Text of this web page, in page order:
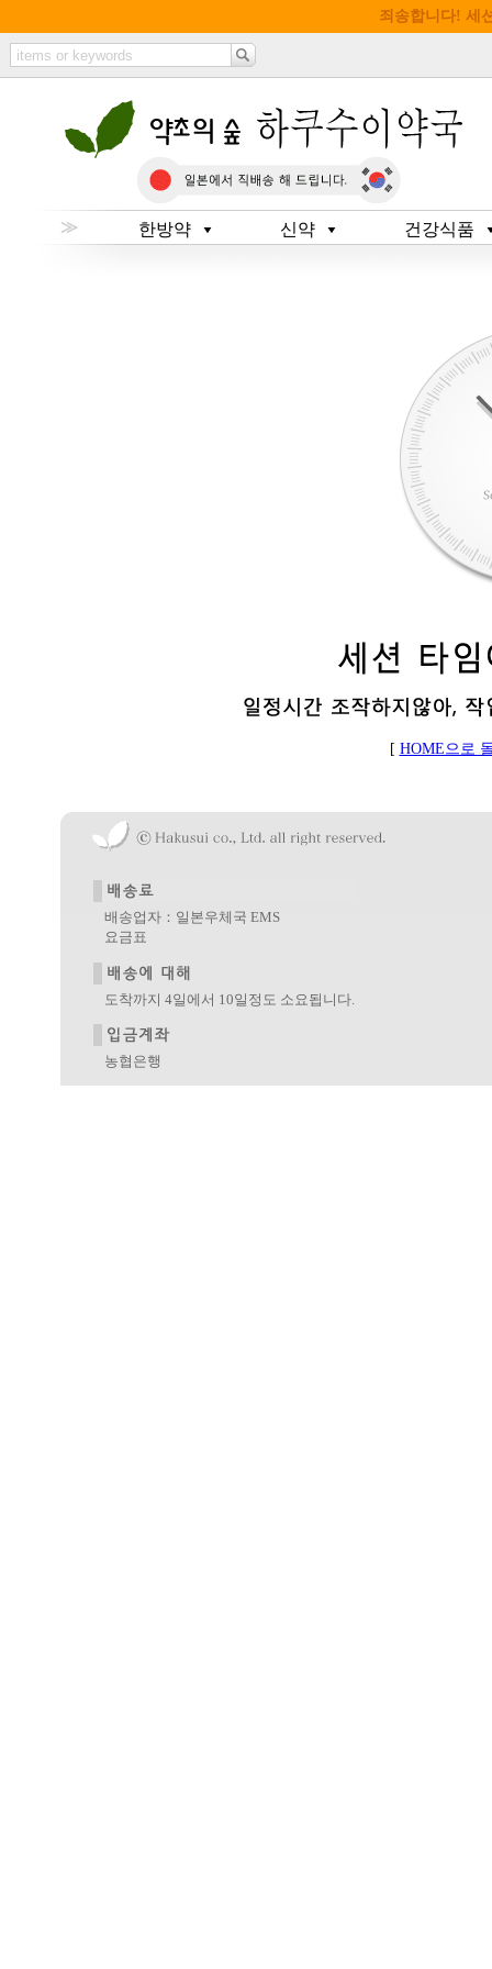
죄송합니다! 세
≫ 한방약 신약 건강식품
[ HOME으로
배송업자：일본우체국 EMS
요금표
도착까지 4일에서 10일정도 소요됩니다.
농협은행